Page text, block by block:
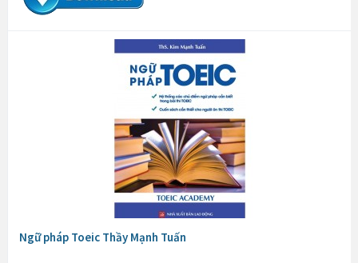
Ngữ pháp Toeic Thầy Mạnh Tuấn